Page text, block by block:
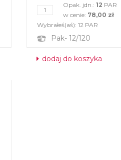
Opak. jdn.: 12 PAR
w cenie: 78,00 zł
Wybrałeś(aś): 12 PAR
Pak- 12/120
dodaj do koszyka